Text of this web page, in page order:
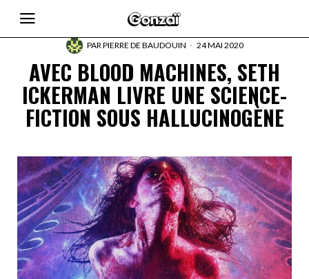
PARPIERRE DE BAUDOUIN 24 MAI 2020
AVEC BLOOD MACHINES, SETH
ICKERMAN LIVRE UNE SCIENCE-
FICTION SOUS HALLUCINOGÈNE